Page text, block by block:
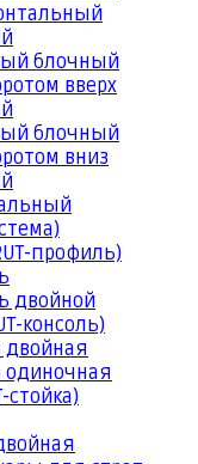
блочный
вверх
блочный
вниз
профиль)
двойной
консоль)
двойная
одиночная
стойка)